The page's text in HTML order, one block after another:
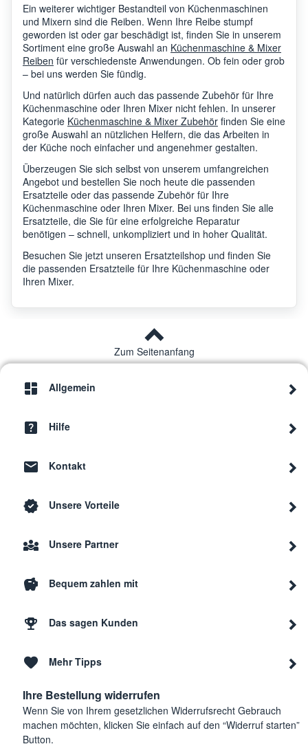
Ein weiterer wichtiger Bestandteil von Küchenmaschinen
und Mixern sind die Reiben. Wenn Ihre Reibe stumpf
geworden ist oder gar beschädigt ist, finden Sie in unserem
Sortiment eine große Auswahl an Küchenmaschine & Mixer
Reiben für verschiedenste Anwendungen. Ob fein oder grob
– bei uns werden Sie fündig.
Und natürlich dürfen auch das passende Zubehör für Ihre
Küchenmaschine oder Ihren Mixer nicht fehlen. In unserer
Kategorie Küchenmaschine & Mixer Zubehör finden Sie eine
große Auswahl an nützlichen Helfern, die das Arbeiten in
der Küche noch einfacher und angenehmer gestalten.
Überzeugen Sie sich selbst von unserem umfangreichen
Angebot und bestellen Sie noch heute die passenden
Ersatzteile oder das passende Zubehör für Ihre
Küchenmaschine oder Ihren Mixer. Bei uns finden Sie alle
Ersatzteile, die Sie für eine erfolgreiche Reparatur
benötigen – schnell, unkompliziert und in hoher Qualität.
Besuchen Sie jetzt unseren Ersatzteilshop und finden Sie
die passenden Ersatzteile für Ihre Küchenmaschine oder
Ihren Mixer.
Zum Seitenanfang
Allgemein
Hilfe
Kontakt
Unsere Vorteile
Unsere Partner
Bequem zahlen mit
Das sagen Kunden
Mehr Tipps
Ihre Bestellung widerrufen
Wenn Sie von Ihrem gesetzlichen Widerrufsrecht Gebrauch
machen möchten, klicken Sie einfach auf den “Widerruf starten”
Button.